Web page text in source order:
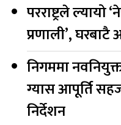
परराष्ट्रले
प्रणाली’,
निगममा
ग्यास आपूर्ति
निर्देशन